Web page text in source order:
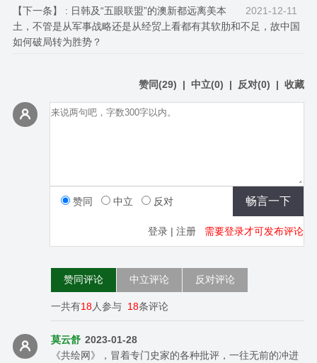
【下一条】 : 2021-12-11
日韩及“五眼联盟”的澳新都远离美本
土，不管是从军事战略还是从经贸上看都有其软肋和不足，故中国
如何破局转为胜势？
赞同(29) |中立(0) | 反对(0) |收藏
赞同 中立 反对
登录 |注册 需要登录才可发布评论
赞同评论 中立评论 反对评论
一共有18人参与 18条评论
莫云舒 2023-01-28
《共绘网》，冒着专门史家的各种批评，一往无前的冲进